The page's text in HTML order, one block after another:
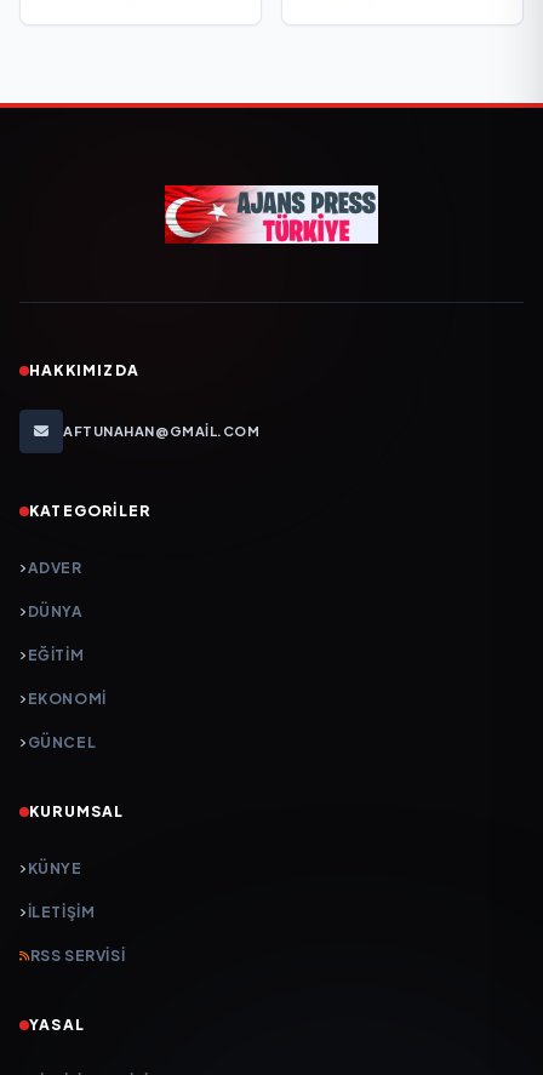
HAKKIMIZDA
AFTUNAHAN@GMAIL.COM
KATEGORILER
ADVER
DÜNYA
EĞİTİM
EKONOMİ
GÜNCEL
KURUMSAL
KÜNYE
İLETIŞIM
RSS SERVISI
YASAL